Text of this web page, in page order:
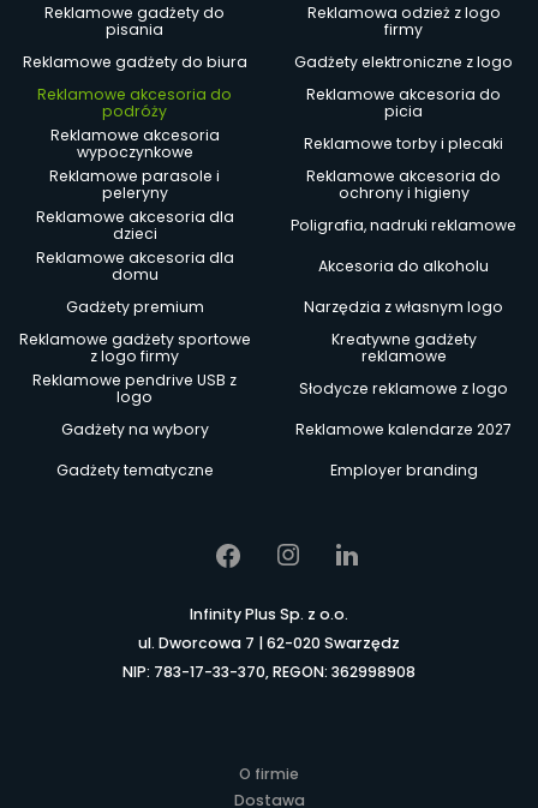
Reklamowe gadżety do
pisania
Reklamowa odzież z logo
firmy
Reklamowe gadżety do biura
Gadżety elektroniczne z logo
Reklamowe akcesoria do
podróży
Reklamowe akcesoria do
picia
Reklamowe akcesoria
wypoczynkowe
Reklamowe torby i plecaki
Reklamowe parasole i
peleryny
Reklamowe akcesoria do
ochrony i higieny
Reklamowe akcesoria dla
dzieci
Poligrafia, nadruki reklamowe
Reklamowe akcesoria dla
domu
Akcesoria do alkoholu
Gadżety premium
Narzędzia z własnym logo
Reklamowe gadżety sportowe
z logo firmy
Kreatywne gadżety
reklamowe
Reklamowe pendrive USB z
logo
Słodycze reklamowe z logo
Gadżety na wybory
Reklamowe kalendarze 2027
Gadżety tematyczne
Employer branding
Infinity Plus Sp. z o.o.
ul. Dworcowa 7 | 62-020 Swarzędz
NIP: 783-17-33-370, REGON: 362998908
O firmie
Dostawa